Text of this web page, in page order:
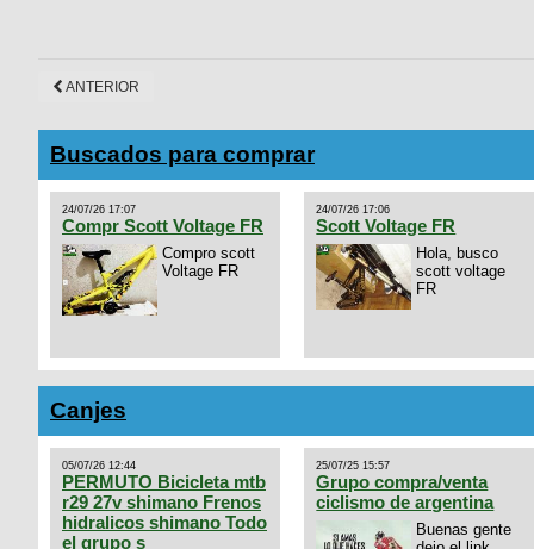
ANTERIOR
Buscados para comprar
24/07/26 17:07
Compr Scott Voltage FR
Compro scott
Voltage FR
24/07/26 17:06
Scott Voltage FR
Hola, busco
scott voltage
FR
Canjes
05/07/26 12:44
PERMUTO Bicicleta mtb
r29 27v shimano Frenos
hidralicos shimano Todo
el grupo s
25/07/25 15:57
Grupo compra/venta
ciclismo de argentina
Buenas gente